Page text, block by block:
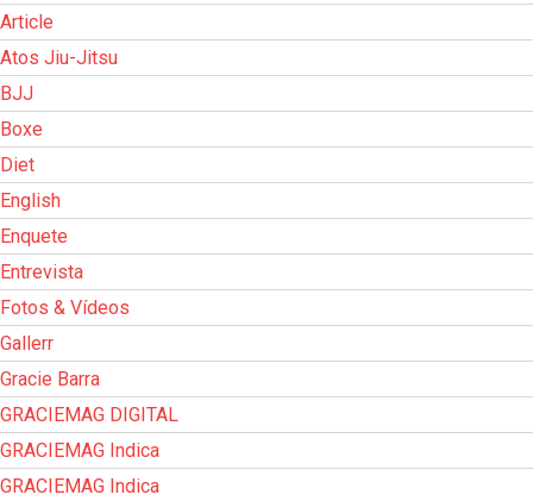
Article
Atos Jiu-Jitsu
BJJ
Boxe
Diet
English
Enquete
Entrevista
Fotos & Vídeos
Gallerr
Gracie Barra
GRACIEMAG DIGITAL
GRACIEMAG Indica
GRACIEMAG Indica